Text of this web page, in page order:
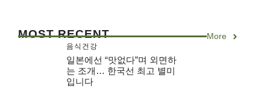
MOST RECENT More
음식건강
일본에선 “맛없다”며 외면하
는 조개… 한국선 최고 별미
입니다